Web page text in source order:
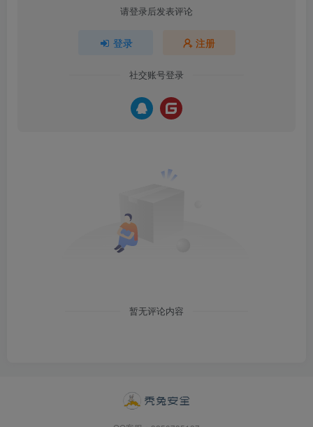
请登录后发表评论
登录 注册
社交账号登录
暂无评论内容